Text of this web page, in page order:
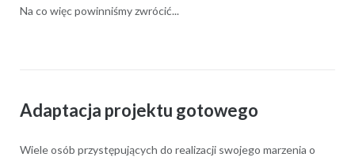
Na co więc powinniśmy zwrócić...
Adaptacja projektu gotowego
Wiele osób przystępujących do realizacji swojego marzenia o